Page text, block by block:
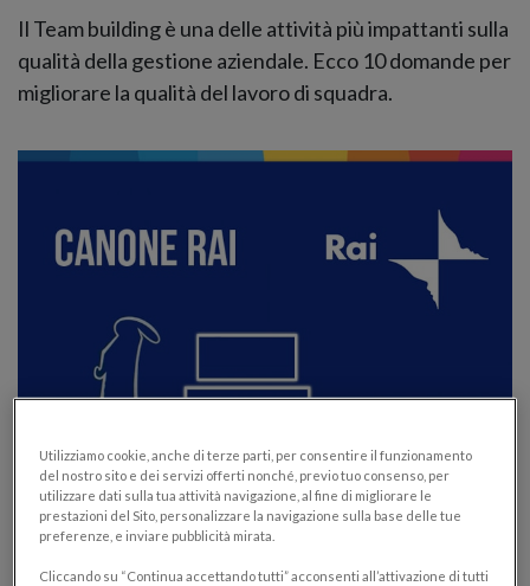
Il Team building è una delle attività più impattanti sulla
qualità della gestione aziendale. Ecco 10 domande per
migliorare la qualità del lavoro di squadra.
Pagamento canone RAI in bolletta: quali
sono le regole in arrivo nel 2016
NOVITÀ FISCALI
16/11/2015
Utilizziamo cookie, anche di terze parti, per consentire il funzionamento
del nostro sito e dei servizi offerti nonché, previo tuo consenso, per
utilizzare dati sulla tua attività navigazione, al fine di migliorare le
prestazioni del Sito, personalizzare la navigazione sulla base delle tue
preferenze, e inviare pubblicità mirata.
Cliccando su “Continua accettando tutti” acconsenti all’attivazione di tutti